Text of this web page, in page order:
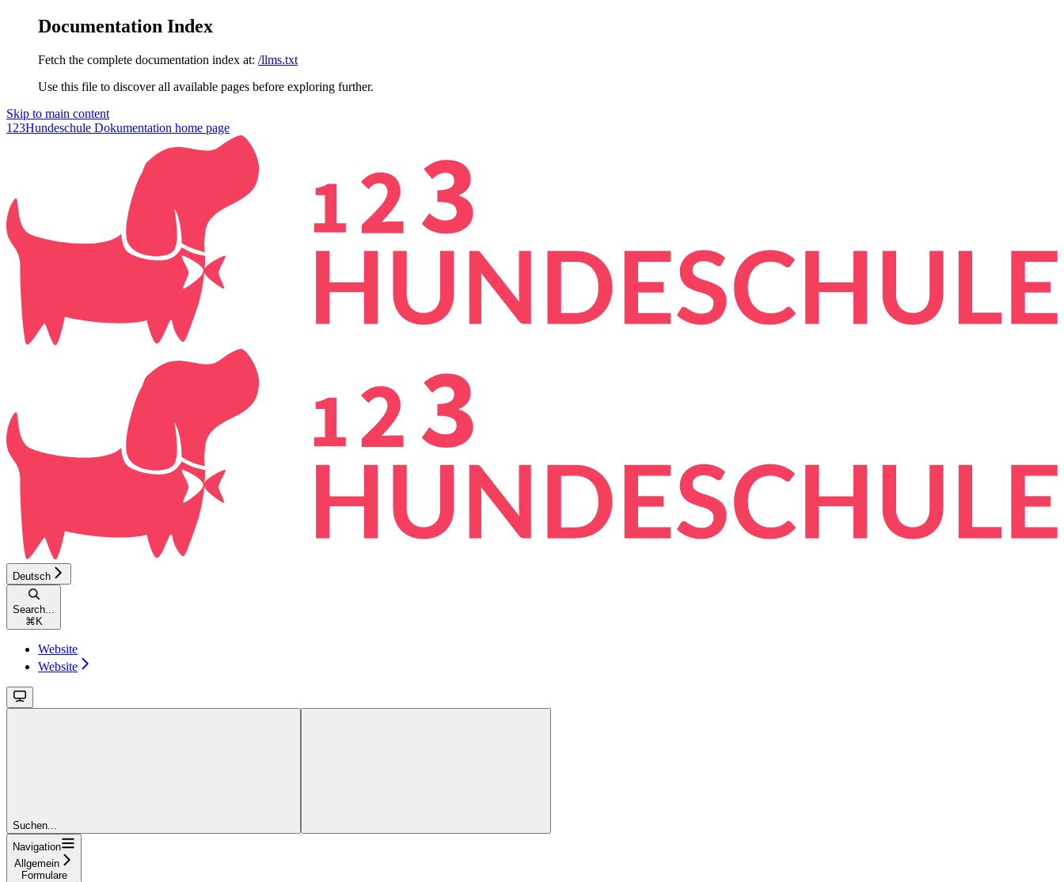
Documentation Index
Fetch the complete documentation index at: /llms.txt
Use this file to discover all available pages before exploring further.
Skip to main content
123Hundeschule Dokumentation home page
Deutsch
Search...
⌘K
Website
Website
Suchen...
Navigation
Allgemein
Formulare